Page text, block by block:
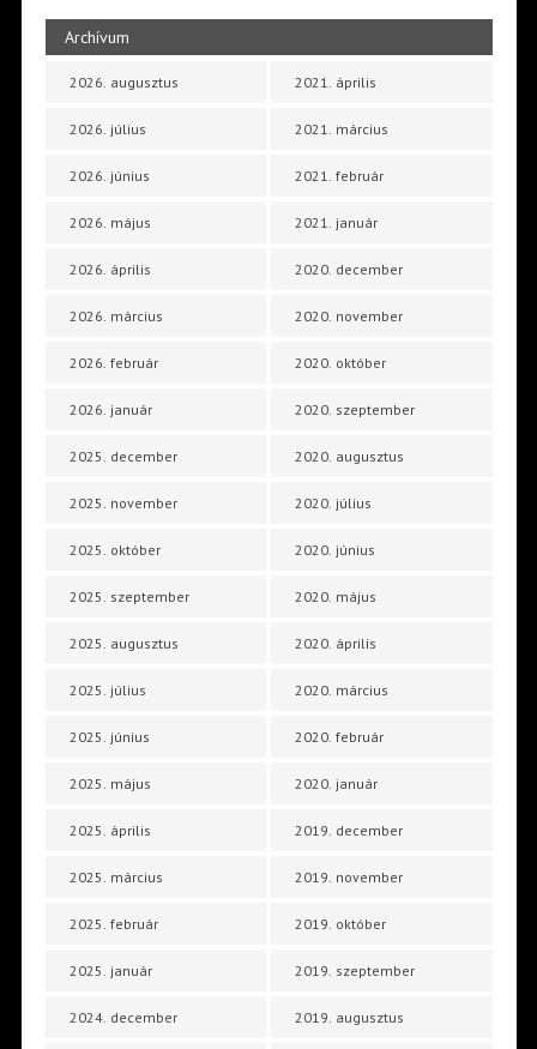
Archívum
2026. augusztus
2026. július
2026. június
2026. május
2026. április
2026. március
2026. február
2026. január
2025. december
2025. november
2025. október
2025. szeptember
2025. augusztus
2025. július
2025. június
2025. május
2025. április
2025. március
2025. február
2025. január
2024. december
2021. április
2021. március
2021. február
2021. január
2020. december
2020. november
2020. október
2020. szeptember
2020. augusztus
2020. július
2020. június
2020. május
2020. április
2020. március
2020. február
2020. január
2019. december
2019. november
2019. október
2019. szeptember
2019. augusztus